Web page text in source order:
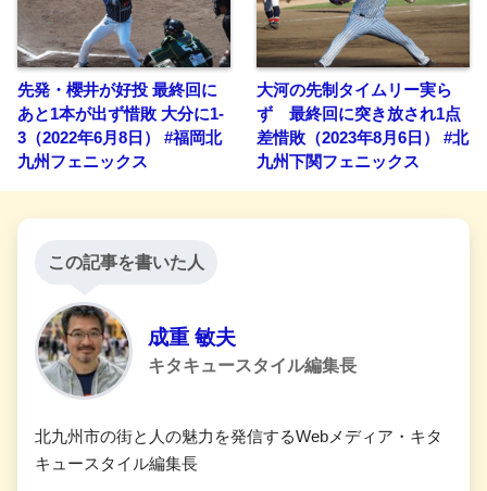
先発・櫻井が好投 最終回に
あと1本が出ず惜敗 大分に1-
3（2022年6月8日） #福岡北
九州フェニックス
大河の先制タイムリー実ら
ず 最終回に突き放され1点
差惜敗（2023年8月6日） #北
九州下関フェニックス
この記事を書いた人
成重 敏夫
キタキュースタイル編集長
北九州市の街と人の魅力を発信するWebメディア・キタ
キュースタイル編集長